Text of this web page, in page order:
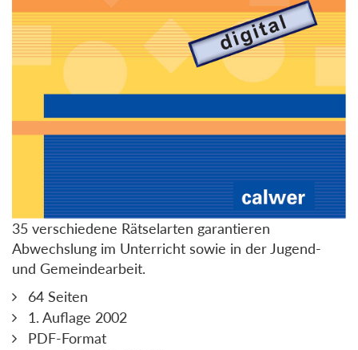
35 verschiedene Rätselarten garantieren
Abwechslung im Unterricht sowie in der Jugend-
und Gemeindearbeit.
64 Seiten
1. Auflage 2002
PDF-Format